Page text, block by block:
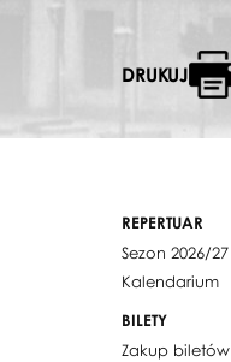
DRUKUJ
REPERTUAR
Sezon 2026/27
Kalendarium
BILETY
Zakup biletów